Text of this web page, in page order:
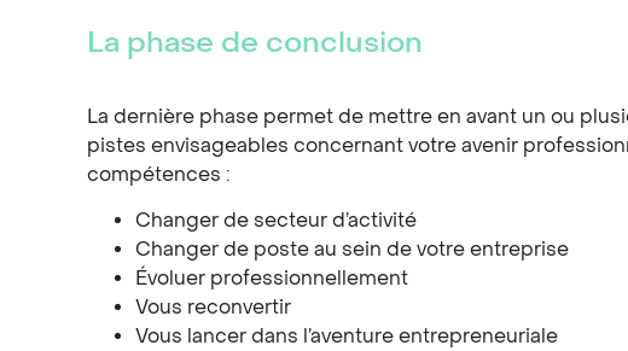
La phase de conclusion
La dernière phase permet de mettre en avant un ou
pistes envisageables concernant votre avenir
compétences :
Changer de secteur d’activité
Changer de poste au sein de votre entreprise
Évoluer professionnellement
Vous reconvertir
Vous lancer dans l’aventure entrepreneuriale